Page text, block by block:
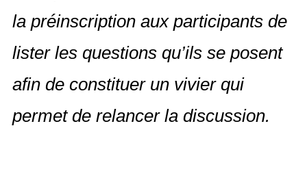
la préinscription aux participants de
lister les questions qu’ils se posent
afin de constituer un vivier qui
permet de relancer la discussion.